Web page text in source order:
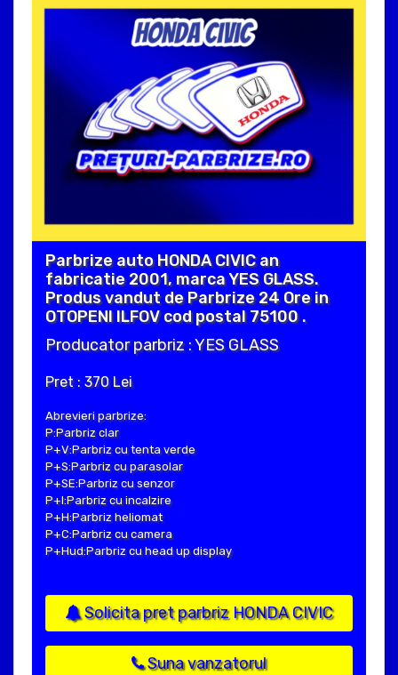
Parbrize auto HONDA CIVIC an
fabricatie 2001, marca YES GLASS.
Produs vandut de Parbrize 24 Ore in
OTOPENI ILFOV cod postal 75100 .
Producator parbriz : YES GLASS
Pret : 370 Lei
Abrevieri parbrize:
P:Parbriz clar
P+V:Parbriz cu tenta verde
P+S:Parbriz cu parasolar
P+SE:Parbriz cu senzor
P+I:Parbriz cu incalzire
P+H:Parbriz heliomat
P+C:Parbriz cu camera
P+Hud:Parbriz cu head up display
Solicita pret parbriz HONDA CIVIC
Suna vanzatorul